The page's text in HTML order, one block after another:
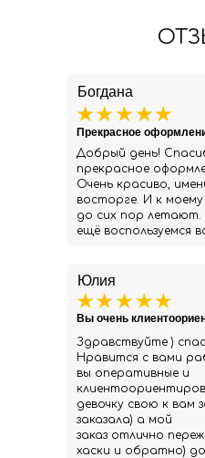
Юлия
Здравствуйте )
Нравится с вами
вы оперативные и
девочку свою к вам
заказала) а мой
заказ отлично
хаски и обратно)
Вы очень
Богдана
Добрый день!
прекрасное
Очень красиво,
восторге. И к
до сих пор летают.
ещё воспользуемся
Прекрасное